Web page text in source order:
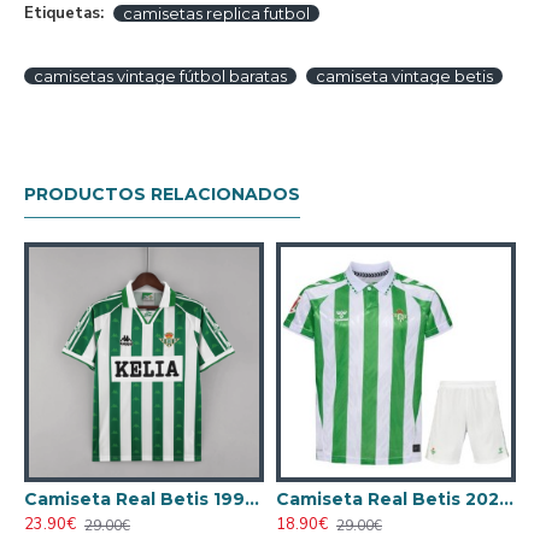
Etiquetas: camisetas replica futbol
camisetas vintage fútbol baratas camiseta vintage betis
PRODUCTOS RELACIONADOS
Camiseta Real Betis 1996/1997 Local Retro
23.90€ 29.00€
Camiseta Real Betis 2024/2025 Local Niño Kit
18.90€ 29.00€